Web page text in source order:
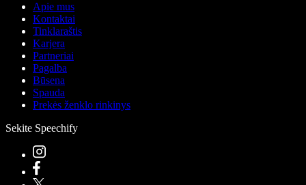
Apie mus
Kontaktai
Tinklaraštis
Karjera
Partneriai
Pagalba
Būsena
Spauda
Prekės ženklo rinkinys
Sekite Speechify